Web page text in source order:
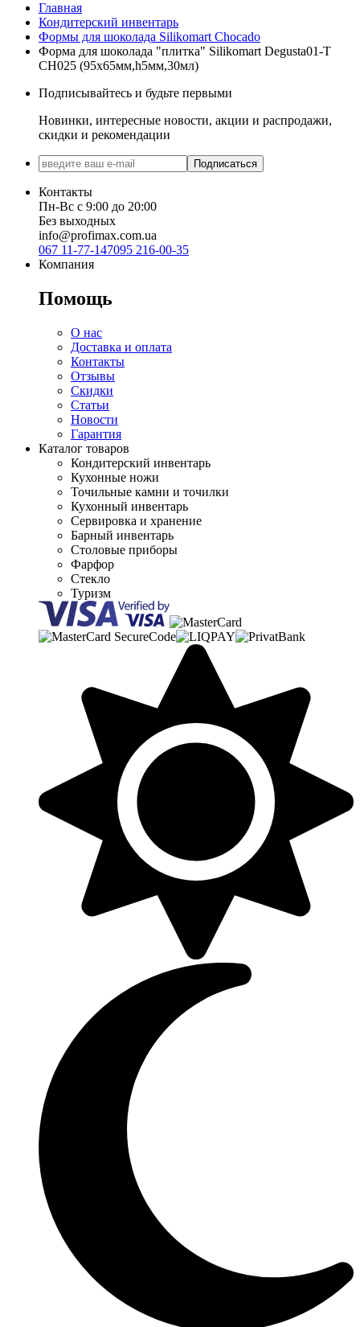
Главная
Кондитерский инвентарь
Формы для шоколада Silikomart Chocado
Форма для шоколада "плитка" Silikomart Degusta01-T
CH025 (95x65мм,h5мм,30мл)
Подписывайтесь и будьте первыми
Новинки, интересные новости, акции и распродажи,
скидки и рекомендации
Подписаться
Контакты
Пн-Вс с 9:00 до 20:00
Без выходных
info@profimax.com.ua
067 11-77-147095 216-00-35
Компания
Помощь
О нас
Доставка и оплата
Контакты
Отзывы
Скидки
Статьи
Новости
Гарантия
Каталог товаров
Кондитерский инвентарь
Кухонные ножи
Точильные камни и точилки
Кухонный инвентарь
Сервировка и хранение
Барный инвентарь
Столовые приборы
Фарфор
Стекло
Туризм